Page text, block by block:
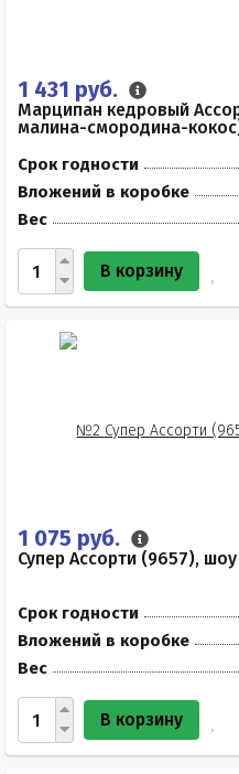
1 431 руб.
Марципан кедровый
малина-смородина-
Срок годности
Вложений в коробке
Вес
В корзину
1 075 руб.
Супер Ассорти (9657),
Срок годности
Вложений в коробке
Вес
В корзину